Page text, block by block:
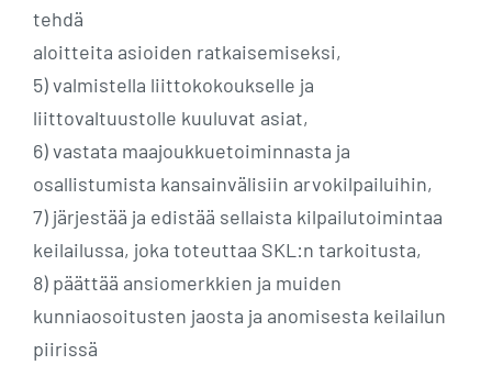
tehdä
aloitteita asioiden ratkaisemiseksi,
5) valmistella liittokokoukselle ja
liittovaltuustolle kuuluvat asiat,
6) vastata maajoukkuetoiminnasta ja
osallistumista kansainvälisiin arvokilpailuihin,
7) järjestää ja edistää sellaista kilpailutoimintaa
keilailussa, joka toteuttaa SKL:n tarkoitusta,
8) päättää ansiomerkkien ja muiden
kunniaosoitusten jaosta ja anomisesta keilailun
piirissä